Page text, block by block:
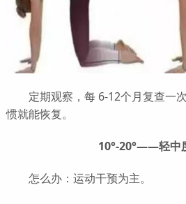
定期观察，每 6-12个月复查一次
惯就能恢复。
10°-20°——轻中
怎么办：运动干预为主。